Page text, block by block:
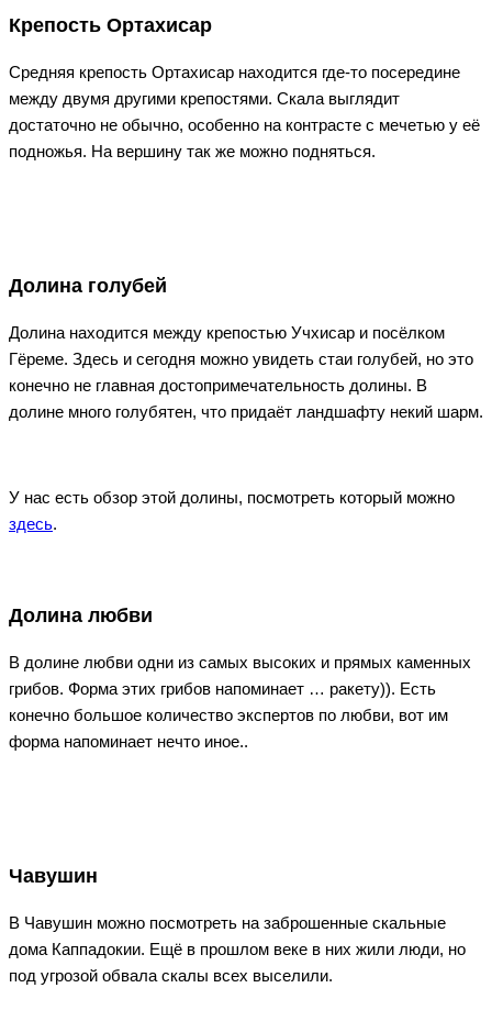
Крепость Ортахисар
Средняя крепость Ортахисар находится где-то посередине
между двумя другими крепостями. Скала выглядит
достаточно не обычно, особенно на контрасте с мечетью у её
подножья. На вершину так же можно подняться.
Долина голубей
Долина находится между крепостью Учхисар и посёлком
Гёреме. Здесь и сегодня можно увидеть стаи голубей, но это
конечно не главная достопримечательность долины. В
долине много голубятен, что придаёт ландшафту некий шарм.
У нас есть обзор этой долины, посмотреть который можно
здесь.
Долина любви
В долине любви одни из самых высоких и прямых каменных
грибов. Форма этих грибов напоминает … ракету)). Есть
конечно большое количество экспертов по любви, вот им
форма напоминает нечто иное..
Чавушин
В Чавушин можно посмотреть на заброшенные скальные
дома Каппадокии. Ещё в прошлом веке в них жили люди, но
под угрозой обвала скалы всех выселили.